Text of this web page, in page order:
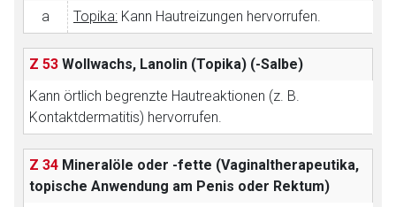
a
Topika: Kann Hautreizungen hervorrufen.
Z 53 Wollwachs, Lanolin (Topika) (-Salbe)
Kann örtlich begrenzte Hautreaktionen (z. B.
Kontaktdermatitis) hervorrufen.
Z 34 Mineralöle oder -fette (Vaginaltherapeutika,
topische Anwendung am Penis oder Rektum)
Zurück zur rote-liste.de Zur Seite